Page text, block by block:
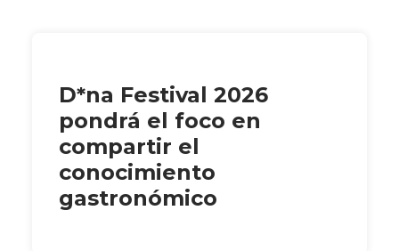
D*na Festival 2026
pondrá el foco en
compartir el
conocimiento
gastronómico